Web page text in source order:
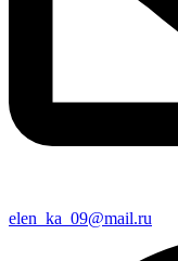
elen_ka_09@mail.ru